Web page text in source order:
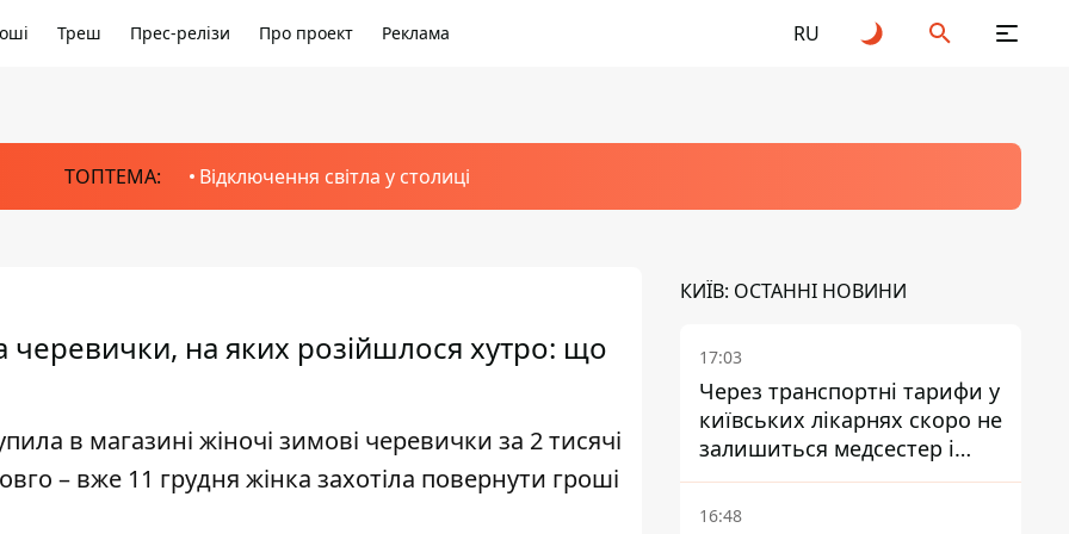
Треш Прес-релізи Про проект Реклама RU
ТОПТЕМА: Відключення світла у столиці
черевички, на яких розійшлося хутро: що
в магазині жіночі зимові черевички за 2 тисячі
– вже 11 грудня жінка захотіла повернути гроші
КИЇВ: ОСТАННІ НОВИНИ
17:03
Через транспортні тарифи у
київських лікарнях скоро не
залишиться медсестер і
санітарок - професор
Голубовська
16:48